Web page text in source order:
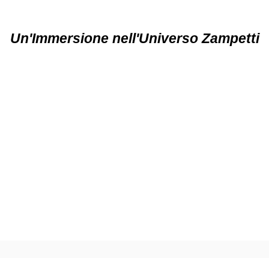
Un'Immersione nell'Universo Zampetti